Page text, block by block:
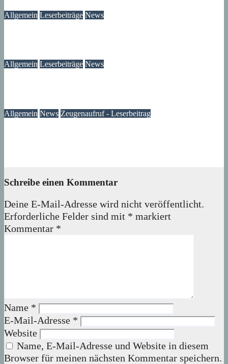
Allgemein Leserbeiträge News
Allgemein Leserbeiträge News
Allgemein News Zeugenaufruf - Leserbeitrag
Schreibe einen Kommentar
Deine E-Mail-Adresse wird nicht veröffentlicht.
Erforderliche Felder sind mit * markiert
Kommentar *
Name *
E-Mail-Adresse *
Website
Name, E-Mail-Adresse und Website in diesem
Browser für meinen nächsten Kommentar speichern.